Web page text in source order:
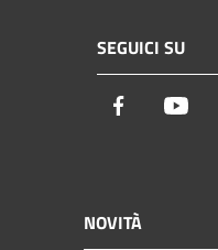
SEGUICI SU
Facebook
NOVITÀ